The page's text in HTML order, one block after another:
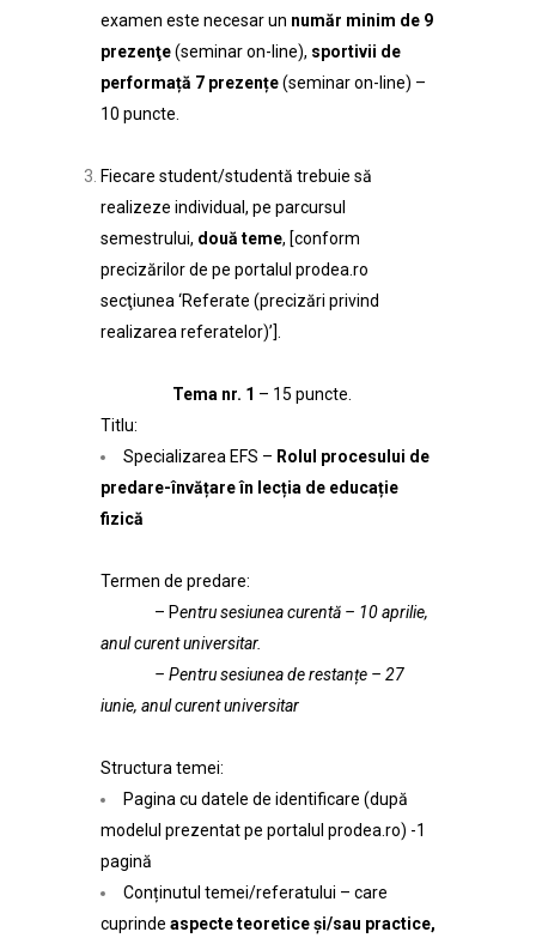
examen este necesar un număr minim de 9
prezenţe(seminar on-line), sportivii de
performață 7 prezențe(seminar on-line) –
10 puncte.
Fiecare student/studentă trebuie să
realizeze individual, pe parcursul
semestrului, două teme, [conform
precizărilor de pe portalul prodea.ro
secţiunea ‘Referate (precizări privind
realizarea referatelor)’].
Tema nr. 1 – 15 puncte.
Titlu:
Specializarea EFS – Rolul procesului de
predare-învățare în lecția de educație
fizică
Termen de predare:
– Pentru sesiunea curentă – 10 aprilie,
anul curent universitar.
– Pentru sesiunea de restanțe – 27
iunie, anul curent universitar
Structura temei:
Pagina cu datele de identificare (după
modelul prezentat pe portalul prodea.ro) -1
pagină
Conținutul temei/referatului – care
cuprinde aspecte teoretice și/sau practice,